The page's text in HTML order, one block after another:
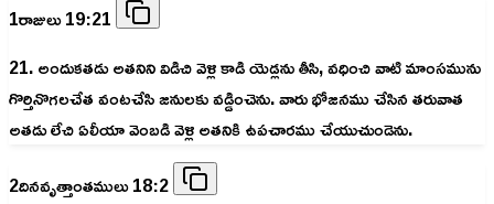
1రాజులు 19:21
21. అందుకతడు అతనిని విడిచి వెళ్లి కాడి యెడ్లను తీసి, వధించి వాటి మాంసమును
గొర్తినొగలచేత వంటచేసి జనులకు వడ్డించెను. వారు భోజనము చేసిన తరువాత
అతడు లేచి ఏలీయా వెంబడి వెళ్లి అతనికి ఉపచారము చేయుచుండెను.
2దినవృత్తాంతములు 18:2